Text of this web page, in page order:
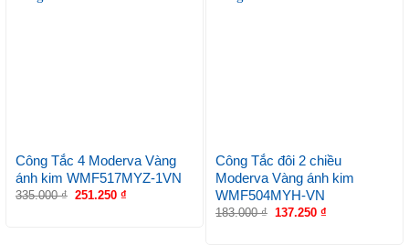
Công Tắc 4 Moderva Vàng
ánh kim WMF517MYZ-1VN
335.000₫ 251.250 ₫
Công Tắc đôi 2 chiều
Moderva Vàng ánh kim
WMF504MYH-VN
183.000₫ 137.250 ₫